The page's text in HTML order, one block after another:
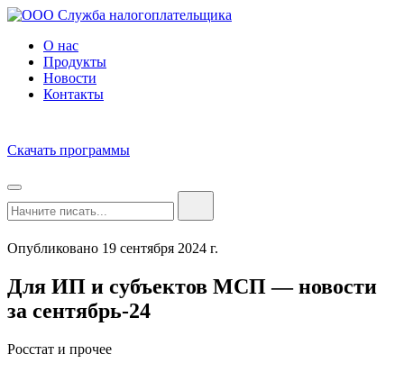
О нас
Продукты
Новости
Контакты
Скачать программы
Опубликовано 19 сентября 2024 г.
Для ИП и субъектов МСП — новости
за сентябрь-24
Росстат и прочее